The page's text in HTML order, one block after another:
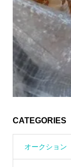
CATEGORIES
オークション